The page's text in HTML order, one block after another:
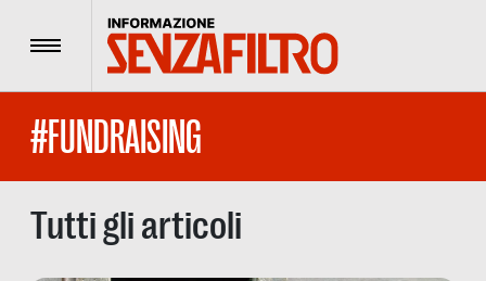
Menu
#FUNDRAISING
Tutti gli articoli